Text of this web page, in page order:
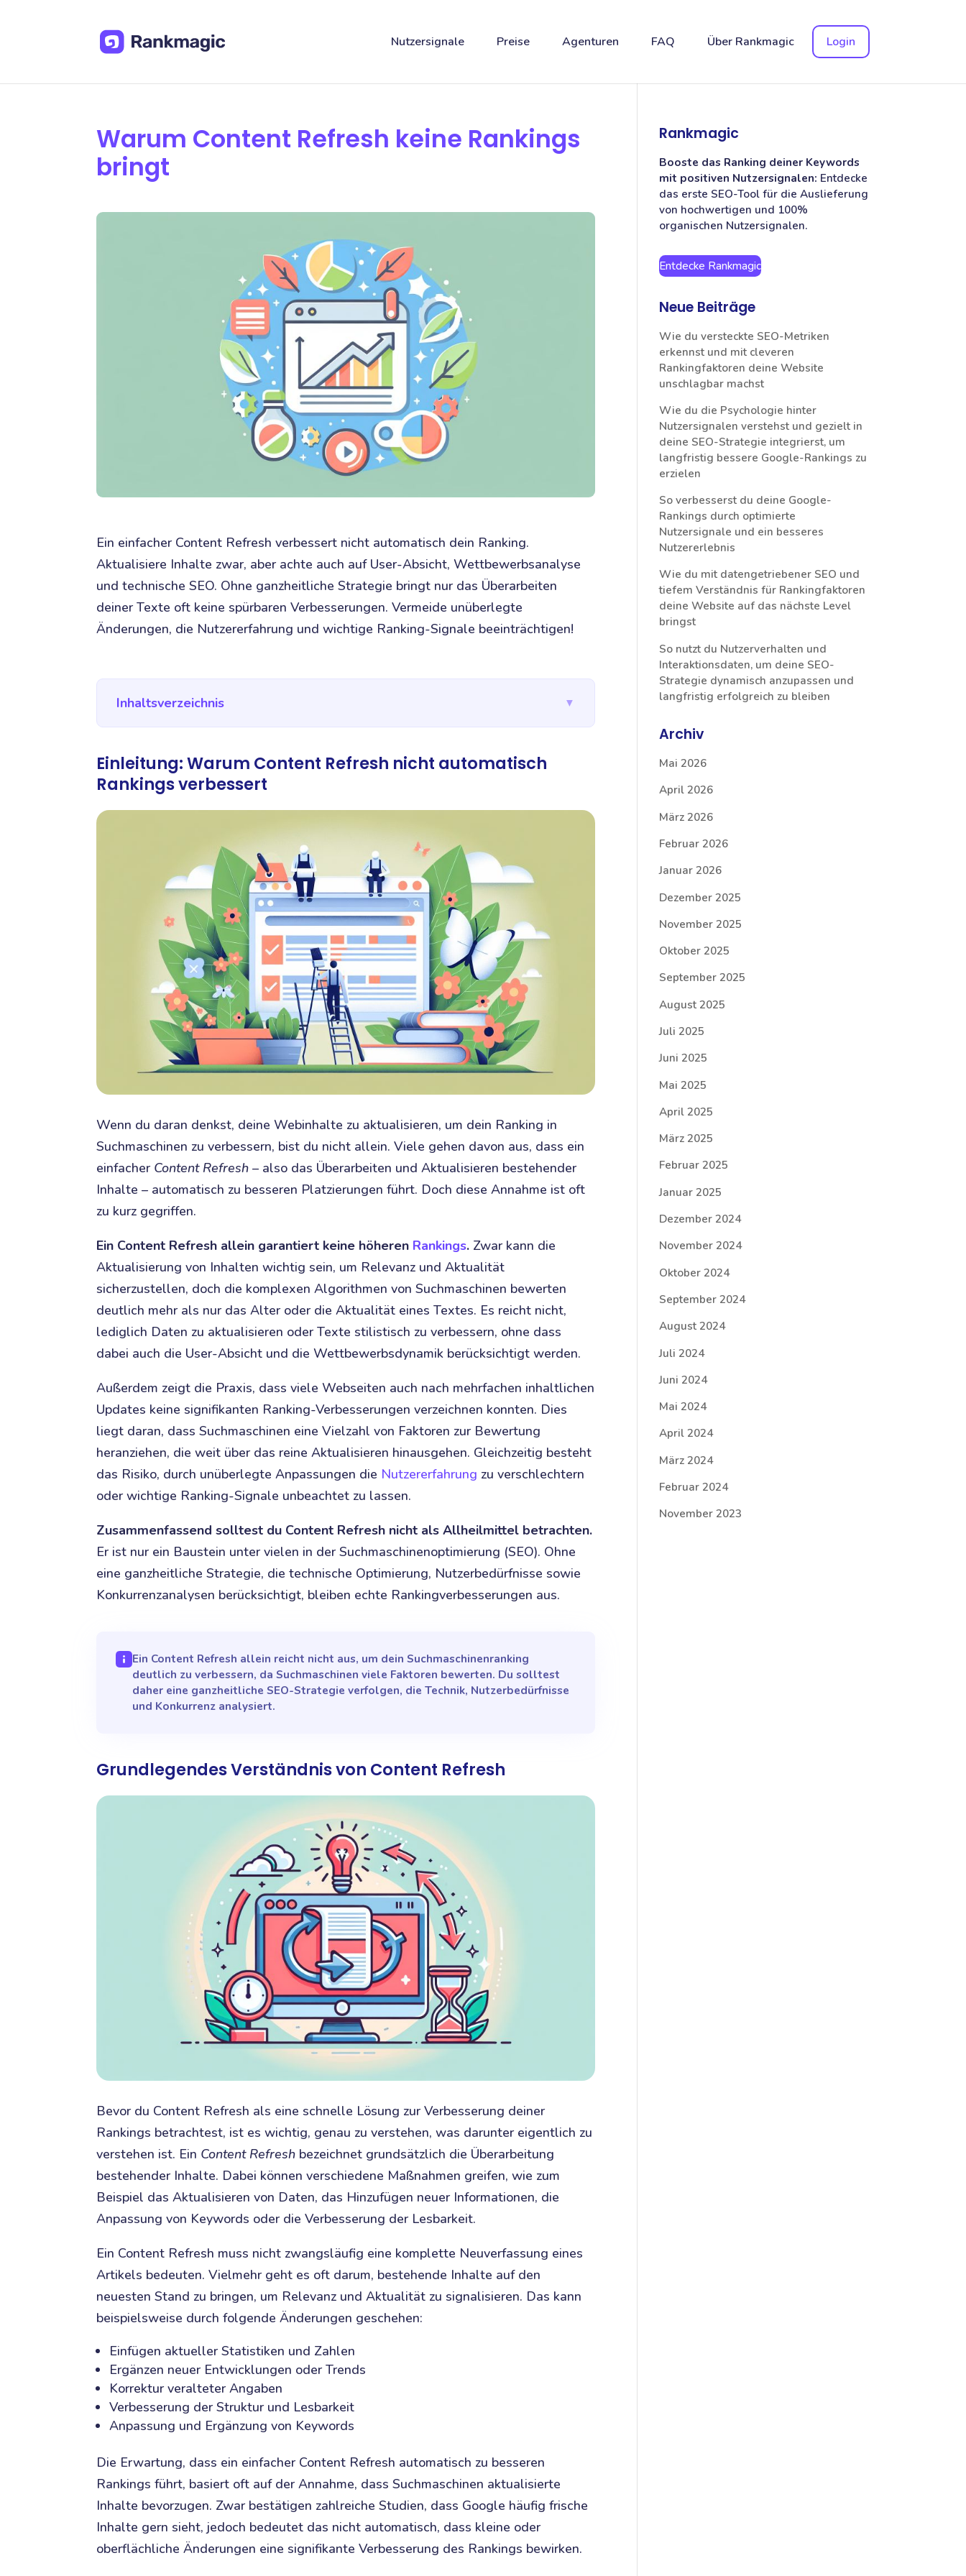
Nutzersignale Preise Agenturen FAQ Über Rankmagic Login
Warum Content Refresh keine Rankings
bringt
Ein einfacher Content Refresh verbessert nicht automatisch dein Ranking.
Aktualisiere Inhalte zwar, aber achte auch auf User-Absicht, Wettbewerbsanalyse
und technische SEO. Ohne ganzheitliche Strategie bringt nur das Überarbeiten
deiner Texte oft keine spürbaren Verbesserungen. Vermeide unüberlegte
Änderungen, die Nutzererfahrung und wichtige Ranking-Signale beeinträchtigen!
Inhaltsverzeichnis ▼
Einleitung: Warum Content Refresh nicht automatisch
Rankings verbessert
Wenn du daran denkst, deine Webinhalte zu aktualisieren, um dein Ranking in
Suchmaschinen zu verbessern, bist du nicht allein. Viele gehen davon aus, dass ein
einfacher Content Refresh – also das Überarbeiten und Aktualisieren bestehender
Inhalte – automatisch zu besseren Platzierungen führt. Doch diese Annahme ist oft
zu kurz gegriffen.
Ein Content Refresh allein garantiert keine höheren Rankings. Zwar kann die
Aktualisierung von Inhalten wichtig sein, um Relevanz und Aktualität
sicherzustellen, doch die komplexen Algorithmen von Suchmaschinen bewerten
deutlich mehr als nur das Alter oder die Aktualität eines Textes. Es reicht nicht,
lediglich Daten zu aktualisieren oder Texte stilistisch zu verbessern, ohne dass
dabei auch die User-Absicht und die Wettbewerbsdynamik berücksichtigt werden.
Außerdem zeigt die Praxis, dass viele Webseiten auch nach mehrfachen inhaltlichen
Updates keine signifikanten Ranking-Verbesserungen verzeichnen konnten. Dies
liegt daran, dass Suchmaschinen eine Vielzahl von Faktoren zur Bewertung
heranziehen, die weit über das reine Aktualisieren hinausgehen. Gleichzeitig besteht
das Risiko, durch unüberlegte Anpassungen die Nutzererfahrung zu verschlechtern
oder wichtige Ranking-Signale unbeachtet zu lassen.
Zusammenfassend solltest du Content Refresh nicht als Allheilmittel betrachten.
Er ist nur ein Baustein unter vielen in der Suchmaschinenoptimierung (SEO). Ohne
eine ganzheitliche Strategie, die technische Optimierung, Nutzerbedürfnisse sowie
Konkurrenzanalysen berücksichtigt, bleiben echte Rankingverbesserungen aus.
Ein Content Refresh allein reicht nicht aus, um dein Suchmaschinenranking
deutlich zu verbessern, da Suchmaschinen viele Faktoren bewerten. Du solltest
daher eine ganzheitliche SEO-Strategie verfolgen, die Technik, Nutzerbedürfnisse
und Konkurrenz analysiert.
Grundlegendes Verständnis von Content Refresh
Bevor du Content Refresh als eine schnelle Lösung zur Verbesserung deiner
Rankings betrachtest, ist es wichtig, genau zu verstehen, was darunter eigentlich zu
verstehen ist. Ein Content Refresh bezeichnet grundsätzlich die Überarbeitung
bestehender Inhalte. Dabei können verschiedene Maßnahmen greifen, wie zum
Beispiel das Aktualisieren von Daten, das Hinzufügen neuer Informationen, die
Anpassung von Keywords oder die Verbesserung der Lesbarkeit.
Ein Content Refresh muss nicht zwangsläufig eine komplette Neuverfassung eines
Artikels bedeuten. Vielmehr geht es oft darum, bestehende Inhalte auf den
neuesten Stand zu bringen, um Relevanz und Aktualität zu signalisieren. Das kann
beispielsweise durch folgende Änderungen geschehen:
Einfügen aktueller Statistiken und Zahlen
Ergänzen neuer Entwicklungen oder Trends
Korrektur veralteter Angaben
Verbesserung der Struktur und Lesbarkeit
Anpassung und Ergänzung von Keywords
Die Erwartung, dass ein einfacher Content Refresh automatisch zu besseren
Rankings führt, basiert oft auf der Annahme, dass Suchmaschinen aktualisierte
Inhalte bevorzugen. Zwar bestätigen zahlreiche Studien, dass Google häufig frische
Inhalte gern sieht, jedoch bedeutet das nicht automatisch, dass kleine oder
oberflächliche Änderungen eine signifikante Verbesserung des Rankings bewirken.
Rankmagic
Booste das Ranking deiner Keywords
mit positiven Nutzersignalen: Entdecke
das erste SEO-Tool für die Auslieferung
von hochwertigen und 100%
organischen Nutzersignalen.
Entdecke Rankmagic
Neue Beiträge
Wie du versteckte SEO-Metriken
erkennst und mit cleveren
Rankingfaktoren deine Website
unschlagbar machst
Wie du die Psychologie hinter
Nutzersignalen verstehst und gezielt in
deine SEO-Strategie integrierst, um
langfristig bessere Google-Rankings zu
erzielen
So verbesserst du deine Google-
Rankings durch optimierte
Nutzersignale und ein besseres
Nutzererlebnis
Wie du mit datengetriebener SEO und
tiefem Verständnis für Rankingfaktoren
deine Website auf das nächste Level
bringst
So nutzt du Nutzerverhalten und
Interaktionsdaten, um deine SEO-
Strategie dynamisch anzupassen und
langfristig erfolgreich zu bleiben
Archiv
Mai 2026
April 2026
März 2026
Februar 2026
Januar 2026
Dezember 2025
November 2025
Oktober 2025
September 2025
August 2025
Juli 2025
Juni 2025
Mai 2025
April 2025
März 2025
Februar 2025
Januar 2025
Dezember 2024
November 2024
Oktober 2024
September 2024
August 2024
Juli 2024
Juni 2024
Mai 2024
April 2024
März 2024
Februar 2024
November 2023